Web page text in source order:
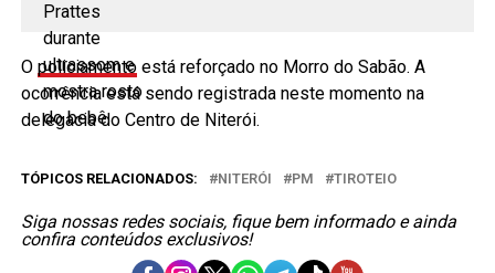
O policiamentoestá reforçado no Morro do Sabão. A
ocorrência está sendo registrada neste momento na
delegacia do Centro de Niterói.
TÓPICOS RELACIONADOS: NITERÓI PM TIROTEIO
Siga nossas redes sociais, fique bem informado e ainda
confira conteúdos exclusivos!